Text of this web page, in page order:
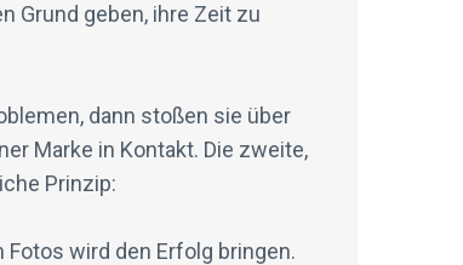
Grund geben, ihre Zeit zu
dann stoßen sie über
Marke in Kontakt. Die zweite,
Prinzip:
wird den Erfolg bringen.